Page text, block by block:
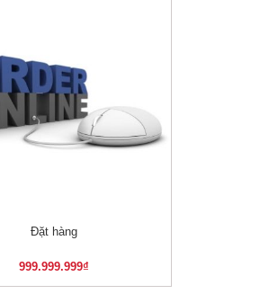
XEM NHANH
Đặt hàng
999.999.999₫